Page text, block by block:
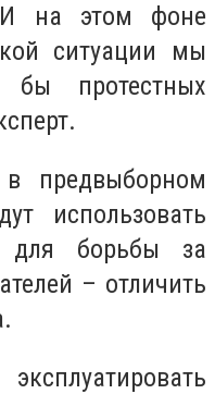
И на этом фоне
ситуации мы
протестных
предвыборном
использовать
борьбы за
– отличить